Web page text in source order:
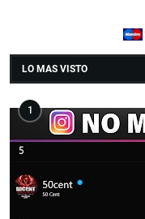
LO MAS VISTO